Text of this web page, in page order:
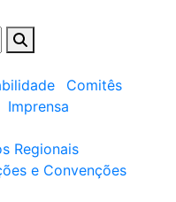
Comitês
Imprensa
Regionais
e Convenções